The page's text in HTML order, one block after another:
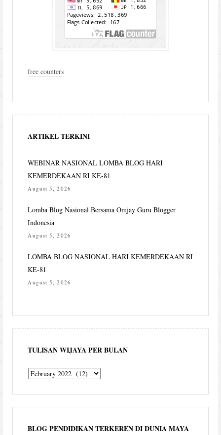
free counters
ARTIKEL TERKINI
WEBINAR NASIONAL LOMBA BLOG HARI
KEMERDEKAAN RI KE-81
August 5, 2026
Lomba Blog Nasional Bersama Omjay Guru Blogger
Indonesia
August 5, 2026
LOMBA BLOG NASIONAL HARI KEMERDEKAAN RI
KE-81
August 5, 2026
TULISAN WIJAYA PER BULAN
Tulisan
per
bulan
BLOG PENDIDIKAN TERKEREN DI DUNIA MAYA